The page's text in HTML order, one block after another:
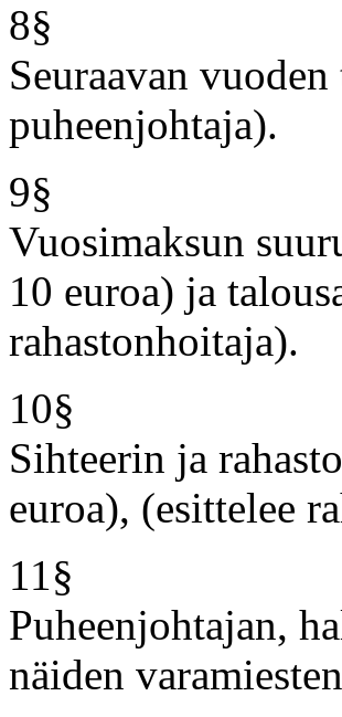
8§
Seuraavan
puheenjohtaja).
9§
Vuosimaksun
10 euroa) ja
rahastonhoitaja).
10§
Sihteerin ja
euroa), (esittelee
11§
Puheenjohtajan,
näiden